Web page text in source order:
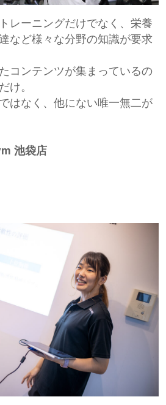
レーニングだけでなく、栄養
など様々な分野の知識が要求
コンテンツが集まっているの
け。
はなく、他にない唯一無二が
池袋店